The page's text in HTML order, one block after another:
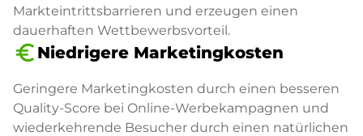
Markteintrittsbarrieren und erzeugen einen
dauerhaften Wettbewerbsvorteil.
euro_symbol Niedrigere Marketingkosten
Geringere Marketingkosten durch einen besseren
Quality-Score bei Online-Werbekampagnen und
wiederkehrende Besucher durch einen natürlichen